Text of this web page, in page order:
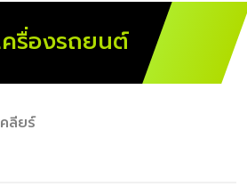
ครื่องรถยนต์
คลียร์